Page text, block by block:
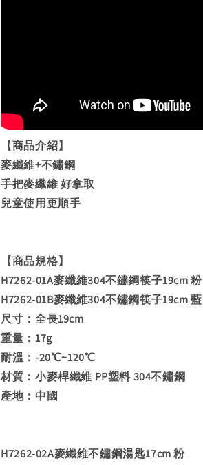
【商品介紹】
麥纖維+不鏽鋼
手把麥纖維 好拿取
兒童使用更順手
【商品規格】
H7262-01A麥纖維304不鏽鋼筷子19cm 粉
H7262-01B麥纖維304不鏽鋼筷子19cm 藍
尺寸：全長19cm
重量：17g
耐溫：-20℃~120℃
材質：小麥桿纖維 PP塑料 304不鏽鋼
產地：中國
H7262-02A麥纖維不鏽鋼湯匙17cm 粉